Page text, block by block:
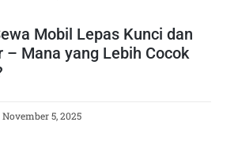
Mobil Lepas Kunci dan
– Mana yang Lebih Cocok
November 5, 2025